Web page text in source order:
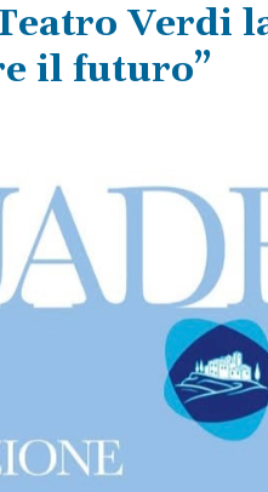
Verdi
il futuro”